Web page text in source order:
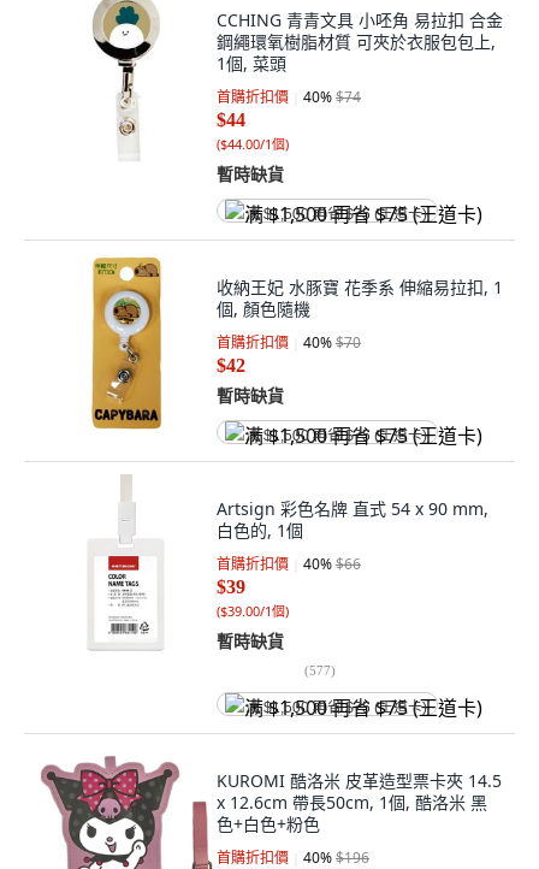
CCHING 青青文具 小呸角 易拉扣 合金
鋼繩環氧樹脂材質 可夾於衣服包包上,
1個, 菜頭
首購折扣價 40%$74
$44
($44.00/1個)
暫時缺貨
满 $1,500 再省 $75 (王道卡)
收納王妃 水豚寶 花季系 伸縮易拉扣, 1
個, 顏色隨機
首購折扣價 40%$70
$42
暫時缺貨
满 $1,500 再省 $75 (王道卡)
Artsign 彩色名牌 直式 54 x 90 mm,
白色的, 1個
首購折扣價 40%$66
$39
($39.00/1個)
暫時缺貨
(577)
满 $1,500 再省 $75 (王道卡)
KUROMI 酷洛米 皮革造型票卡夾 14.5
x 12.6cm 帶長50cm, 1個, 酷洛米 黑
色+白色+粉色
首購折扣價 40%$196